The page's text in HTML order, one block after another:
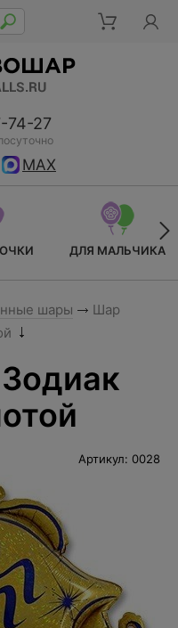
74-27
MAX
ДЛЯ МАЛЬЧИКА
шары
Шар
Артикул: 0028